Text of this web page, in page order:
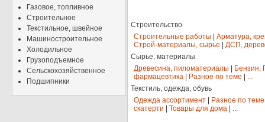
Газовое, топливное
Строительное
Текстильное, швейное
Машиностроительное
Холодильное
Грузоподъемное
Сельскохозяйственное
Подшипники
Строительство
Строительные работы
Арматура,
Строй-материалы, сырье
ДСП,
Сырье, материалы
Древесина, пиломатериалы
Бензин,
фармацевтика
Разное по теме
...
Текстиль, одежда, обувь
Одежда ассортимент
Разное по теме
скатерти
Товары для дома ...